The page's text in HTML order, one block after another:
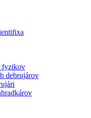
fyzikov
debrujárov